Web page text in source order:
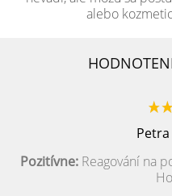
alebo
Pozitívne:Reagování na